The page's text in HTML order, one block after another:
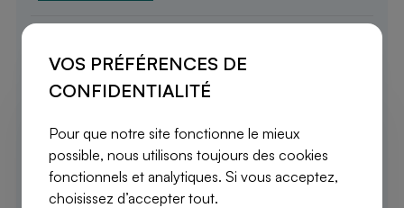
à vendre
VOS PRÉFÉRENCES DE
CONFIDENTIALITÉ
Pour que notre site fonctionne le mieux
possible, nous utilisons toujours des cookies
fonctionnels et analytiques. Si vous acceptez,
choisissez d’accepter tout.